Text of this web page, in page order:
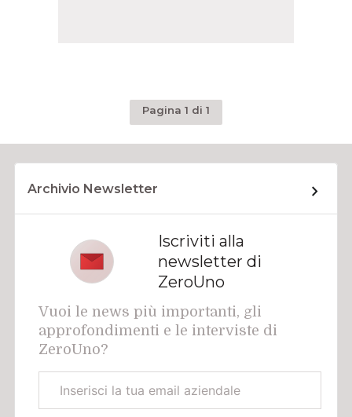
Pagina 1 di 1
Archivio Newsletter
Iscriviti alla
newsletter di
ZeroUno
Vuoi le news più importanti, gli
approfondimenti e le interviste di
ZeroUno?
aziendale